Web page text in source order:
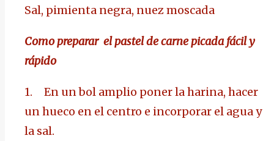
Sal, pimienta negra, nuez moscada
Como preparar elpastel de carne picada fácil y
rápido
1.
En un bol amplio poner la harina, hacer
un hueco en el centro e incorporar el agua y
la sal.